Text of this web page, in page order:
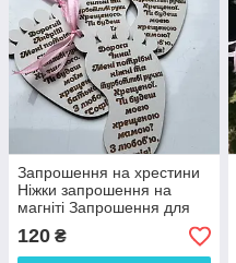
Запрошення на хрестини
Ніжки запрошення на
магніті Запрошення для
хресних 13*8 см Ціна за
шт
120 ₴